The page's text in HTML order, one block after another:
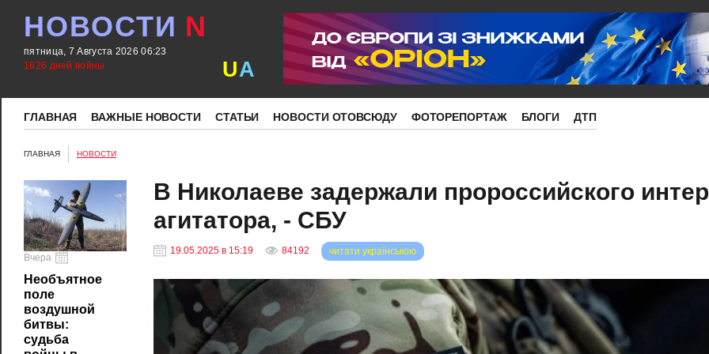
НОВОСТИ N
пятница, 7 Августа 2026 06:23
1626 дней войны
UA
ГЛАВНАЯ ВАЖНЫЕ НОВОСТИ СТАТЬИ НОВОСТИ ОТОВСЮДУ ФОТОРЕПОРТАЖ БЛОГИ ДТП
ГЛАВНАЯ НОВОСТИ
Вчера
Необъятное
поле
воздушной
битвы:
судьба
В Николаеве задержали пророссийского
агитатора, - СБУ
19.05.2025 в 15:19 84192 читати українською